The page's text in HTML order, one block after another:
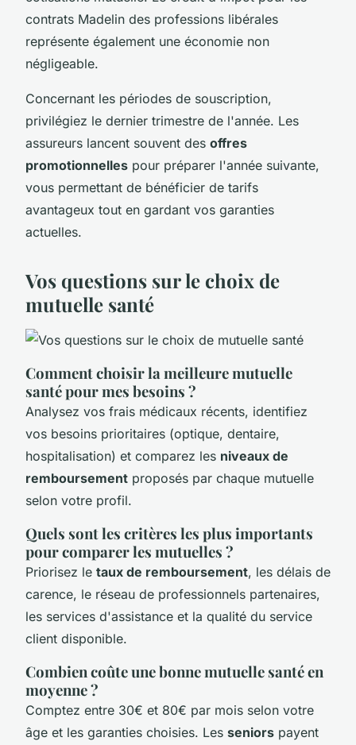
contrats Madelin des professions libérales
représente également une économie non
négligeable.
Concernant les périodes de souscription,
privilégiez le dernier trimestre de l'année. Les
assureurs lancent souvent des offres
promotionnelles pour préparer l'année suivante,
vous permettant de bénéficier de tarifs
avantageux tout en gardant vos garanties
actuelles.
Vos questions sur le choix de
mutuelle santé
Comment choisir la meilleure mutuelle
santé pour mes besoins ?
Analysez vos frais médicaux récents, identifiez
vos besoins prioritaires (optique, dentaire,
hospitalisation) et comparez les niveaux de
remboursement proposés par chaque mutuelle
selon votre profil.
Quels sont les critères les plus importants
pour comparer les mutuelles ?
Priorisez le taux de remboursement, les délais de
carence, le réseau de professionnels partenaires,
les services d'assistance et la qualité du service
client disponible.
Combien coûte une bonne mutuelle santé en
moyenne ?
Comptez entre 30€ et 80€ par mois selon votre
âge et les garanties choisies. Les seniors payent